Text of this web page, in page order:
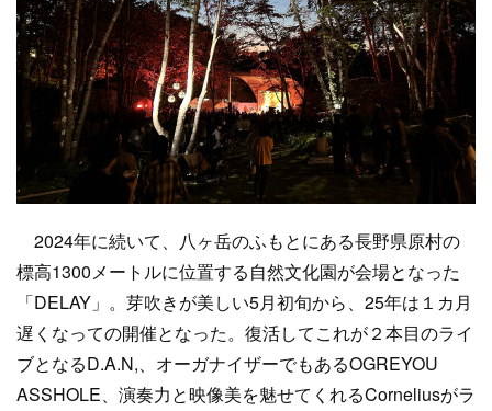
2024年に続いて、八ヶ岳のふもとにある長野県原村の
標高1300メートルに位置する自然文化園が会場となった
「DELAY」。芽吹きが美しい5月初旬から、25年は１カ月
遅くなっての開催となった。復活してこれが２本目のライ
ブとなるD.A.N,、オーガナイザーでもあるOGREYOU
ASSHOLE、演奏力と映像美を魅せてくれるCorneliusがラ